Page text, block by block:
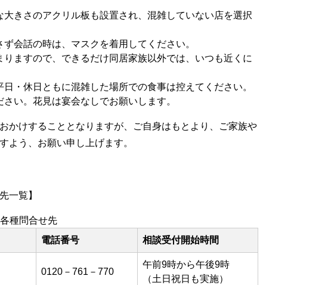
きさのアクリル板も設置され、混雑していない店を選択
会話の時は、マスクを着用してください。
ますので、できるだけ同居家族以外では、いつも近くに
・休日ともに混雑した場所での食事は控えてください。
い。花見は宴会なしでお願いします。
かけすることとなりますが、ご自身はもとより、ご家族や
よう、お願い申し上げます。
一覧】
各種問合せ先
電話番号 相談受付開始時間
0120－761－770
午前9時から午後9時
（土日祝日も実施）